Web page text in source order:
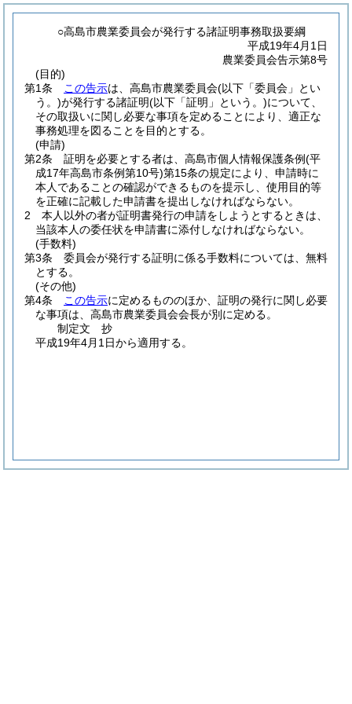
○高島市農業委員会が発行する諸証明事務取扱要綱
平成19年4月1日
農業委員会告示第8号
(目的)
第1条
この告示は、高島市農業委員会(以下「委員会」とい
う。)が発行する諸証明(以下「証明」という。)について、
その取扱いに関し必要な事項を定めることにより、適正な
事務処理を図ることを目的とする。
(申請)
第2条
証明を必要とする者は、高島市個人情報保護条例(平
成17年高島市条例第10号)第15条の規定により、申請時に
本人であることの確認ができるものを提示し、使用目的等
を正確に記載した申請書を提出しなければならない。
2
本人以外の者が証明書発行の申請をしようとするときは、
当該本人の委任状を申請書に添付しなければならない。
(手数料)
第3条
委員会が発行する証明に係る手数料については、無料
とする。
(その他)
第4条
この告示に定めるもののほか、証明の発行に関し必要
な事項は、高島市農業委員会会長が別に定める。
制定文 抄
平成19年4月1日から適用する。